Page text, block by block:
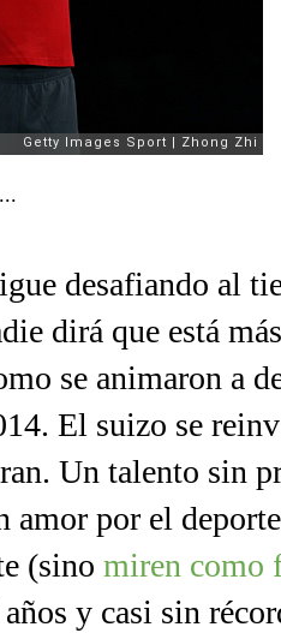
desafiando al
dirá que está
se animaron a
El suizo se
Un talento sin
por el
(sino miren como
y casi sin